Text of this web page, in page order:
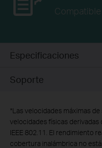
Especificaciones
Soporte
*Las velocidades máximas
velocidades físicas
IEEE 802.11. El rendimiento
cobertura inalámbrica no